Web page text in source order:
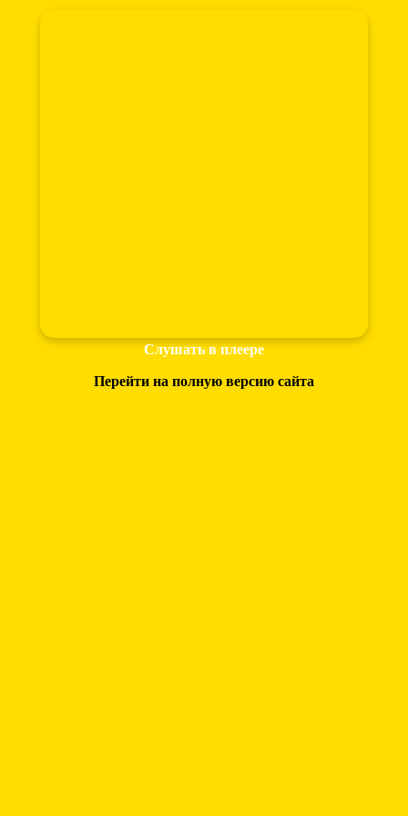
Слушать в плеере
Перейти на полную версию сайта